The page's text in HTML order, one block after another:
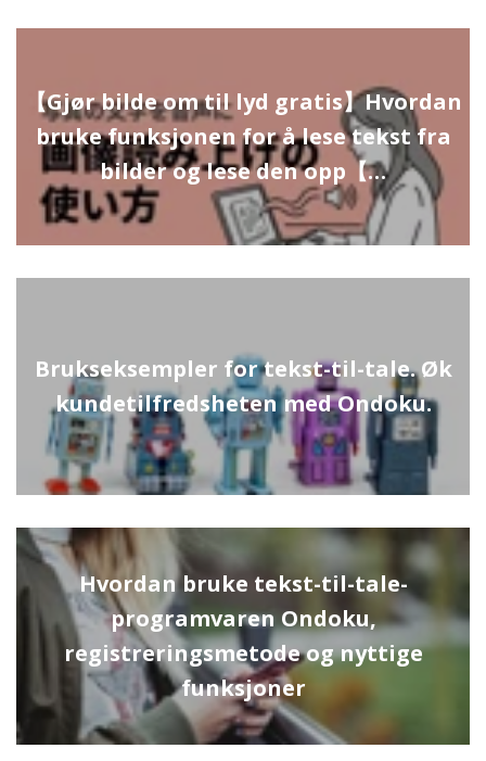
【Gjør bilde om til lyd gratis】Hvordan
bruke funksjonen for å lese tekst fra
bilder og lese den opp【…
Brukseksempler for tekst-til-tale. Øk
kundetilfredsheten med Ondoku.
Hvordan bruke tekst-til-tale-
programvaren Ondoku,
registreringsmetode og nyttige
funksjoner